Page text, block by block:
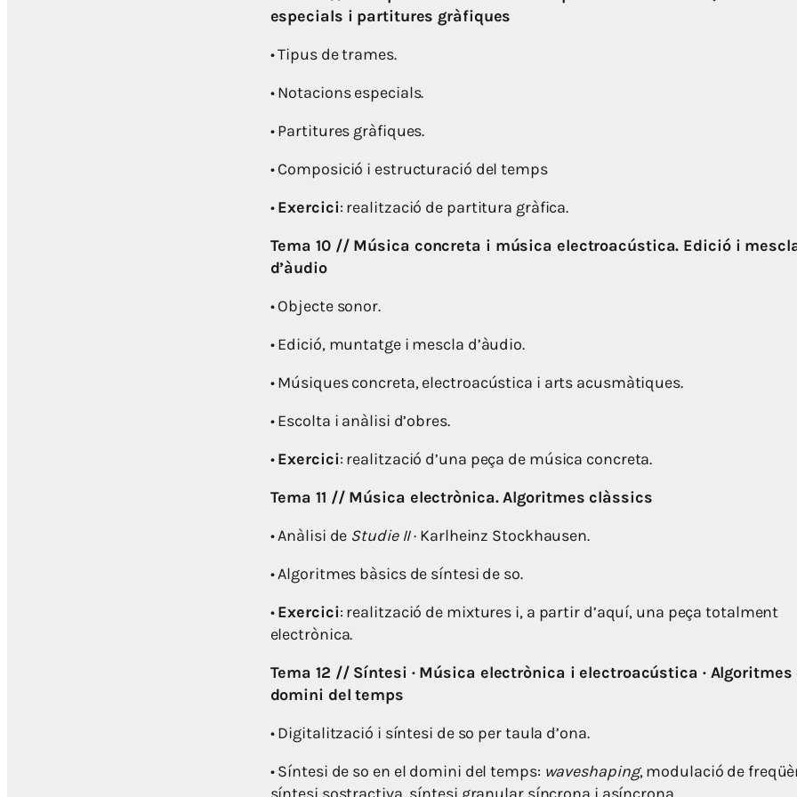
especials i partitures gràfiques
• Tipus de trames.
• Notacions especials.
• Partitures gràfiques.
• Composició i estructuració del temps
•Exercici: realització de partitura gràfica.
Tema 10 // Música concreta i música electroacústica. Edició i
d’àudio
• Objecte sonor.
• Edició, muntatge i mescla d’àudio.
• Músiques concreta, electroacústica i arts acusmàtiques.
• Escolta i anàlisi d’obres.
•Exercici: realització d’una peça de música concreta.
Tema 11 // Música electrònica. Algoritmes clàssics
• Anàlisi de Studie II· Karlheinz Stockhausen.
• Algoritmes bàsics de síntesi de so.
•Exercici: realització de mixtures i, a partir d’aquí, una peça totalment
electrònica.
Tema 12 // Síntesi · Música electrònica i electroacústica · Algoritmes
domini del temps
• Digitalització i síntesi de so per taula d’ona.
• Síntesi de so en el domini del temps: waveshaping, modulació de